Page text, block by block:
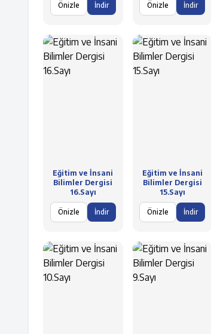
Önizle İndir Önizle İndir
Eğitim ve İnsani
Bilimler Dergisi
16.Sayı
Önizle İndir
Eğitim ve İnsani
Bilimler Dergisi
15.Sayı
Önizle İndir